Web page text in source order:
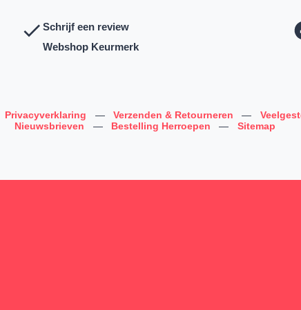
Schrijf een review
Webshop Keurmerk
Privacyverklaring — Verzenden & Retourneren —
Nieuwsbrieven
— Bestelling Herroepen — Sitemap